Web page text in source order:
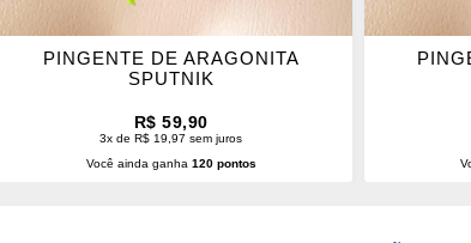
PINGENTE DE ARAGONITA
SPUTNIK
R$ 59,90
3x de R$ 19,97 sem juros
Você ainda ganha 120 pontos